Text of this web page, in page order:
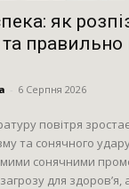
як
та правильно
6 Серпня 2026
повітря
та сонячного
сонячними
для здоров’я,